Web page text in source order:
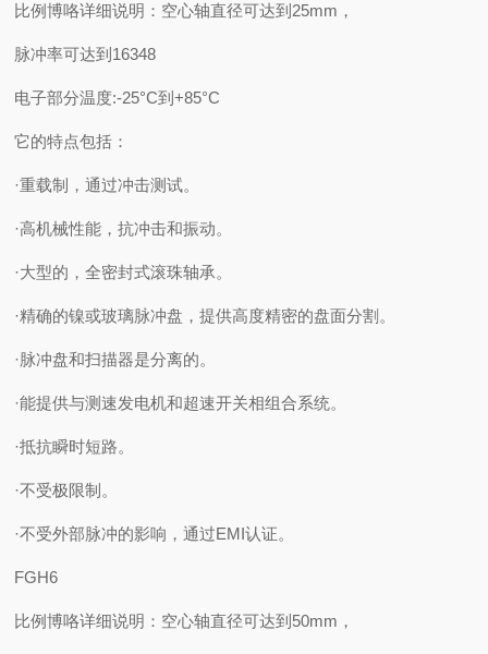
比例博咯详细说明：空心轴直径可达到25mm，
脉冲率可达到16348
电子部分温度:-25°C到+85°C
它的特点包括：
·重载制，通过冲击测试。
·高机械性能，抗冲击和振动。
·大型的，全密封式滚珠轴承。
·精确的镍或玻璃脉冲盘，提供高度精密的盘面分割。
·脉冲盘和扫描器是分离的。
·能提供与测速发电机和超速开关相组合系统。
·抵抗瞬时短路。
·不受极限制。
·不受外部脉冲的影响，通过EMI认证。
FGH6
比例博咯详细说明：空心轴直径可达到50mm，